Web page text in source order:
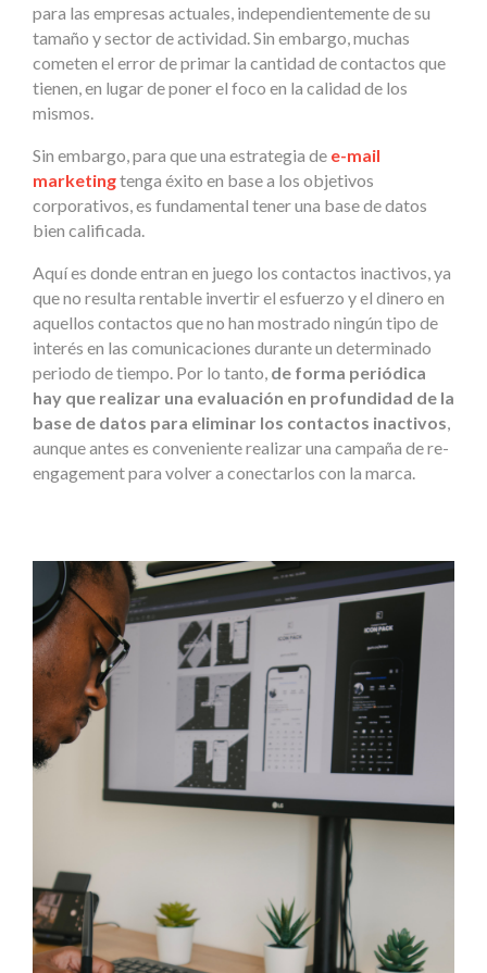
para las empresas actuales, independientemente de su
tamaño y sector de actividad. Sin embargo, muchas
cometen el error de primar la cantidad de contactos que
tienen, en lugar de poner el foco en la calidad de los
mismos.
Sin embargo, para que una estrategia de e-mail
marketingtenga éxito en base a los objetivos
corporativos, es fundamental tener una base de datos
bien calificada.
Aquí es donde entran en juego los contactos inactivos, ya
que no resulta rentable invertir el esfuerzo y el dinero en
aquellos contactos que no han mostrado ningún tipo de
interés en las comunicaciones durante un determinado
periodo de tiempo. Por lo tanto, de forma periódica
hay que realizar una evaluación en profundidad de la
base de datos para eliminar los contactos inactivos,
aunque antes es conveniente realizar una campaña de re-
engagement para volver a conectarlos con la marca.